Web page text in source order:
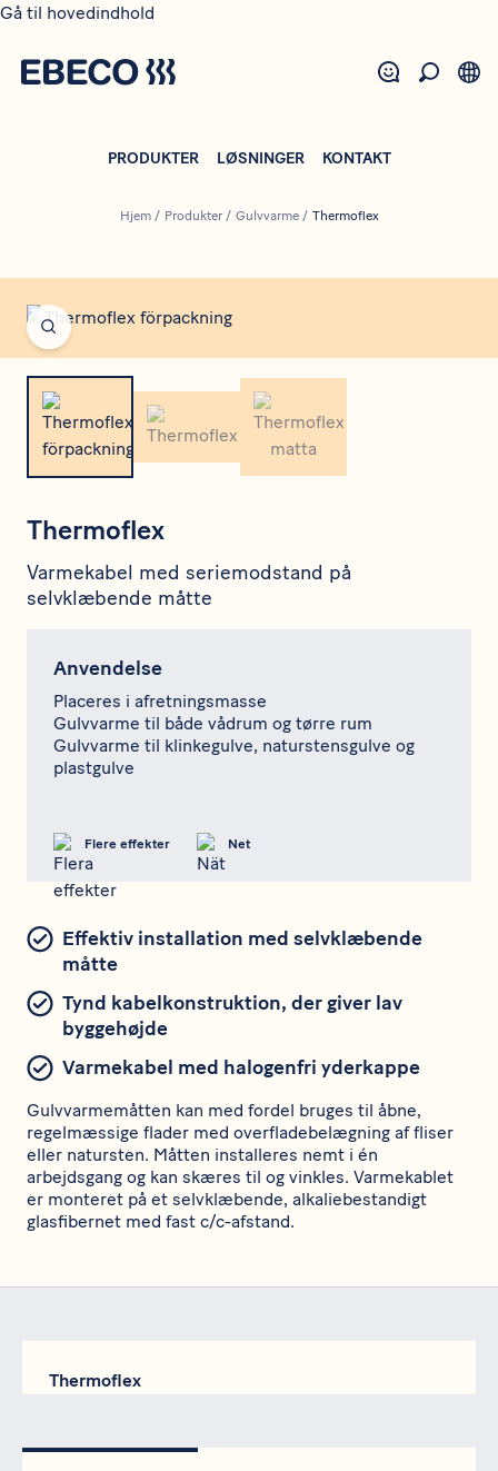
Gå til hovedindhold
PRODUKTER LØSNINGER KONTAKT
Hjem/ Produkter/ Gulvvarme/ Thermoflex
Open fullscreen
Thermoflex
Varmekabel med seriemodstand på
selvklæbende måtte
Anvendelse
Placeres i afretningsmasse
Gulvvarme til både vådrum og tørre rum
Gulvvarme til klinkegulve, naturstensgulve og
plastgulve
Flere effekter Net
Effektiv installation med selvklæbende
måtte
Tynd kabelkonstruktion, der giver lav
byggehøjde
Varmekabel med halogenfri yderkappe
Gulvvarmemåtten kan med fordel bruges til åbne,
regelmæssige flader med overfladebelægning af fliser
eller natursten. Måtten installeres nemt i én
arbejdsgang og kan skæres til og vinkles. Varmekablet
er monteret på et selvklæbende, alkaliebestandigt
glasfibernet med fast c/c-afstand.
Thermoflex